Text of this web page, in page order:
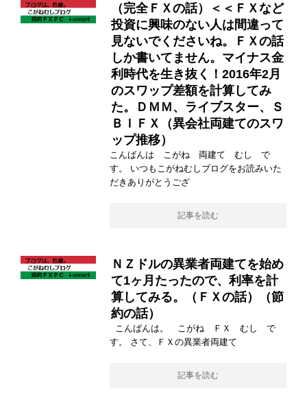
（完全ＦＸの話）＜＜ＦＸなど
投資に興味のない人は間違って
見ないでくださいね。ＦＸの話
しか書いてません。マイナス金
利時代を生き抜く！2016年2月
のスワップ差額を計算してみ
た。ＤＭＭ、ライブスター、Ｓ
ＢＩＦＸ（異会社両建てのスワ
ップ推移）
こんばんは こがね 両建て むし で
す。 いつもこがねむしブログをお読みいた
だきありがとうござ
記事を読む
ＮＺドルの異業者両建てを始め
て1ヶ月たったので、利率を計
算してみる。（ＦＸの話）（節
約の話）
こんばんは。 こがね ＦＸ むし で
す。 さて、ＦＸの異業者両建て
記事を読む